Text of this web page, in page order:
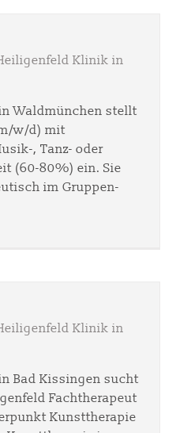
Klinik in
Waldmünchen stellt
w/d) mit
, Tanz- oder
(60-80%) ein. Sie
im Gruppen-
Klinik in
Bad Kissingen sucht
Fachtherapeut
Kunsttherapie